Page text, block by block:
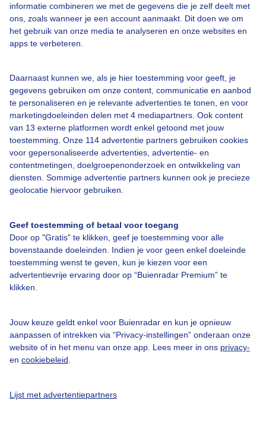
informatie combineren we met de gegevens die je zelf deelt met
ons, zoals wanneer je een account aanmaakt. Dit doen we om
het gebruik van onze media te analyseren en onze websites en
apps te verbeteren.
Daarnaast kunnen we, als je hier toestemming voor geeft, je
gegevens gebruiken om onze content, communicatie en aanbod
te personaliseren en je relevante advertenties te tonen, en voor
marketingdoeleinden delen met 4 mediapartners. Ook content
van 13 externe platformen wordt enkel getoond met jouw
toestemming. Onze 114 advertentie partners gebruiken cookies
voor gepersonaliseerde advertenties, advertentie- en
contentmetingen, doelgroepenonderzoek en ontwikkeling van
diensten. Sommige advertentie partners kunnen ook je precieze
geolocatie hiervoor gebruiken.
Geef toestemming of betaal voor toegang
Door op "Gratis" te klikken, geef je toestemming voor alle
bovenstaande doeleinden. Indien je voor geen enkel doeleinde
toestemming wenst te geven, kun je kiezen voor een
advertentievrije ervaring door op “Buienradar Premium” te
klikken.
Jouw keuze geldt enkel voor Buienradar en kun je opnieuw
aanpassen of intrekken via “Privacy-instellingen” onderaan onze
website of in het menu van onze app. Lees meer in ons privacy-
en cookiebeleid
Lijst met advertentiepartners
Een moment geduld aub...
Over Buienradar
Bedrijfsgegevens
Veelgestelde vragen
Contact
Gebruikersvoorwaarden
Adverteren
Buienradar Team
Privacy beleid
Privacy instellingen
Gratis weerdata
Buienradar